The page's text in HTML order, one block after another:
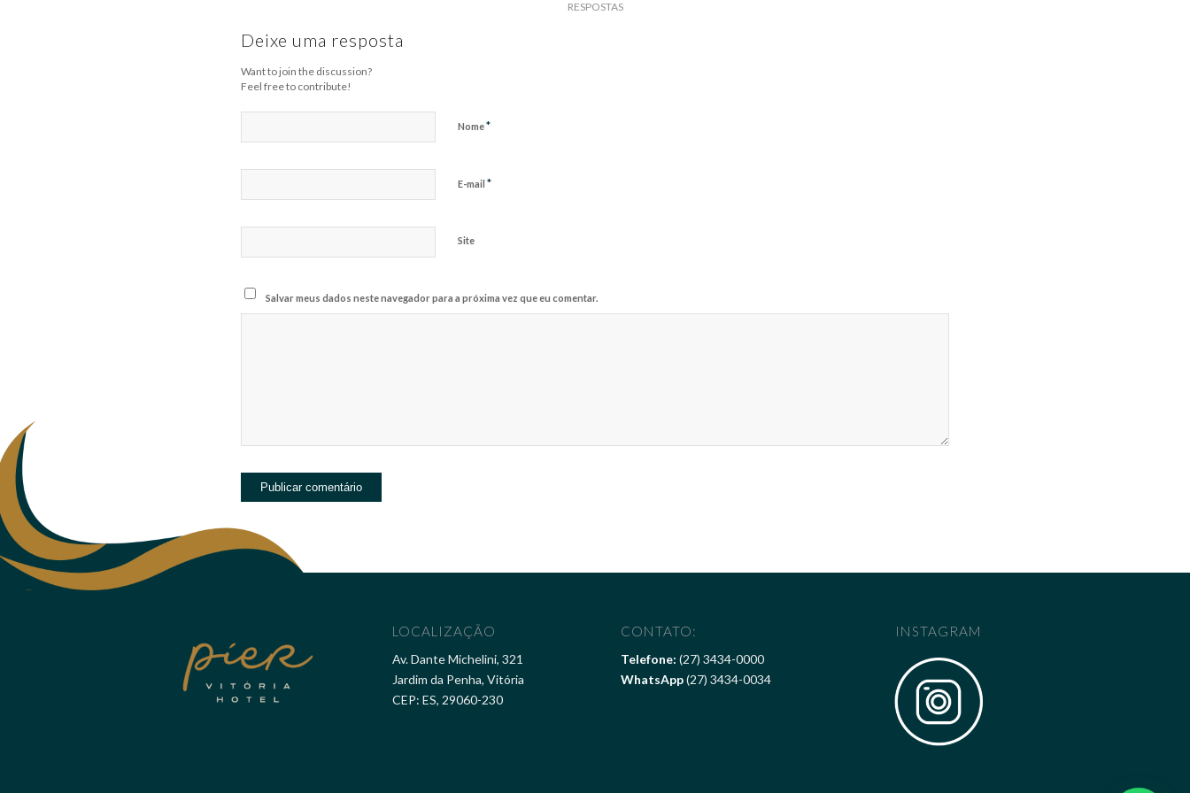
RESPOSTAS
Deixe uma resposta
Want to join the discussion?
Feel free to contribute!
Nome*
E-mail *
Site
Salvar meus dados neste navegador para a próxima vez que eu comentar.
LOCALIZAÇÃO
Av. Dante Michelini, 321
Jardim da Penha, Vitória
CEP: ES, 29060-230
CONTATO:
Telefone: (27) 3434-0000
WhatsApp(27) 3434-0034
INSTAGRAM